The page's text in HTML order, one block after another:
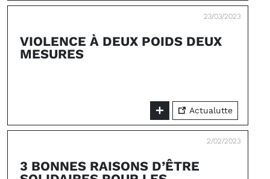
23/03/2023
VIOLENCE À DEUX POIDS DEUX
MESURES
Actualutte
2/02/2023
3 BONNES RAISONS D’ÊTRE